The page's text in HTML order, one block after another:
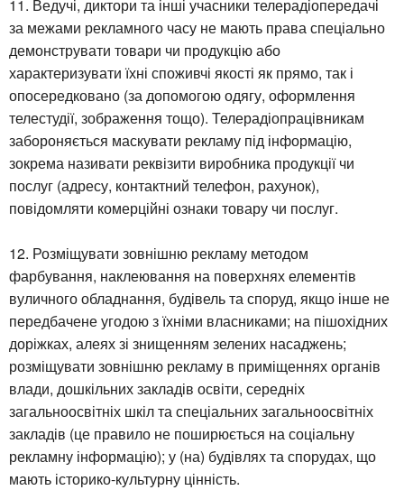
11. Ведучі, диктори та інші учасники телерадіопередачі
за межами рекламного часу не мають права спеціально
демонструвати товари чи продукцію або
характеризувати їхні споживчі якості як прямо, так і
опосередковано (за допомогою одягу, оформлення
телестудії, зображення тощо). Телерадіопрацівникам
забороняється маскувати рекламу під інформацію,
зокрема називати реквізити виробника продукції чи
послуг (адресу, контактний телефон, рахунок),
повідомляти комерційні ознаки товару чи послуг.
12. Розміщувати зовнішню рекламу методом
фарбування, наклеювання на поверхнях елементів
вуличного обладнання, будівель та споруд, якщо інше не
передбачене угодою з їхніми власниками; на пішохідних
доріжках, алеях зі знищенням зелених насаджень;
розміщувати зовнішню рекламу в приміщеннях органів
влади, дошкільних закладів освіти, середніх
загальноосвітніх шкіл та спеціальних загальноосвітніх
закладів (це правило не поширюється на соціальну
рекламну інформацію); у (на) будівлях та спорудах, що
мають історико-культурну цінність.